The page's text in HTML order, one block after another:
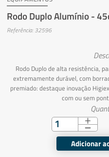
Rodo Duplo Alumínio -
Referência: 32596
Rodo Duplo de alta resistência,
extremamente durável, com
premiado: destaque inovação
com ou sem
Adicionar